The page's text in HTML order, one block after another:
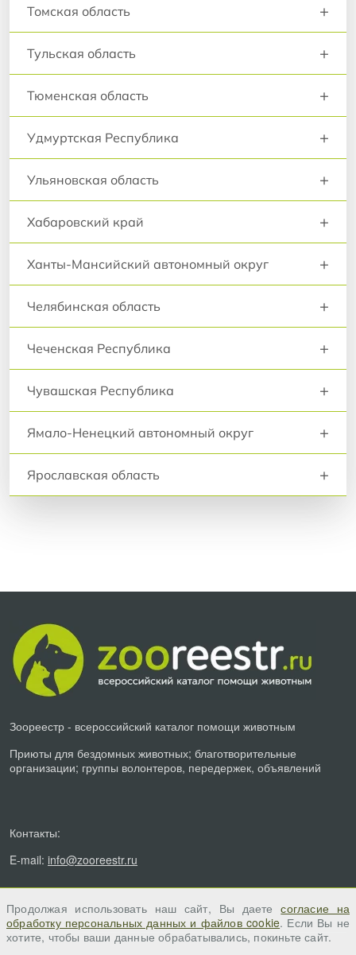
Томская область +
Тульская область +
Тюменская область +
Удмуртская Республика +
Ульяновская область +
Хабаровский край +
Ханты-Мансийский автономный округ +
Челябинская область +
Чеченская Республика +
Чувашская Республика +
Ямало-Ненецкий автономный округ +
Ярославская область +
Зоореестр - всероссийский каталог помощи животным
Приюты для бездомных животных; благотворительные
организации; группы волонтеров, передержек, объявлений
Контакты:
E-mail: info@zooreestr.ru
Продолжая использовать наш сайт, Вы даетесогласие на
обработку персональных данных и файлов cookie. Если Вы не
хотите, чтобы ваши данные обрабатывались, покиньте сайт.